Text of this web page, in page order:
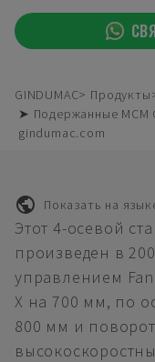
GINDUMAC Продукты
➤ Подержанные MCM
gindumac.com
Показать на
Этот 4-осевой
произведен в
управлением
X на 700 мм, по
800 мм и